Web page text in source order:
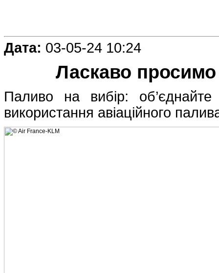
Дата: 03-05-24 10:24
Ласкаво
Паливо на вибір:
використання авіаційного